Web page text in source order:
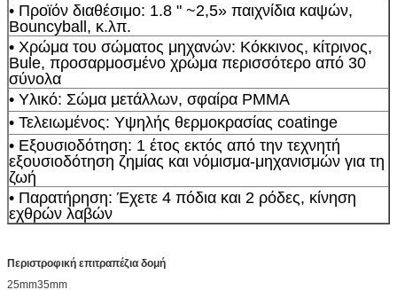
• Προϊόν διαθέσιμο: 1.8 " ~2,5» παιχνίδια καψών,
Bouncyball, κ.λπ.
• Χρώμα του σώματος μηχανών: Κόκκινος, κίτρινος,
Bule, προσαρμοσμένο χρώμα περισσότερο από 30
σύνολα
• Υλικό: Σώμα μετάλλων, σφαίρα PMMA
• Τελειωμένος: Υψηλής θερμοκρασίας coatinge
• Εξουσιοδότηση: 1 έτος εκτός από την τεχνητή
εξουσιοδότηση ζημίας και νόμισμα-μηχανισμών για τη
ζωή
• Παρατήρηση: Έχετε 4 πόδια και 2 ρόδες, κίνηση
εχθρών λαβών
Περιστροφική επιτραπέζια δομή
25mm35mm